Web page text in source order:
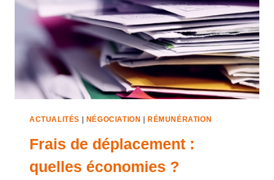
ACTUALITÉS NÉGOCIATION RÉMUNÉRATION
Frais de déplacement :
quelles économies ?